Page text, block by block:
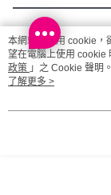
熱門標籤
熱銷排行
本網站中使用 cookie，
望在電腦上使用 cookie
政策 」之 Cookie 聲明
條款之 Cookie 聲明使用
了解更多 >